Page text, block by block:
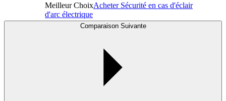
Meilleur ChoixAcheter Sécurité en cas d'éclair
d'arc électrique
Comparaison Suivante